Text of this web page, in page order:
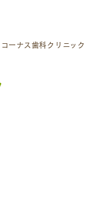
コーナス歯科クリニック